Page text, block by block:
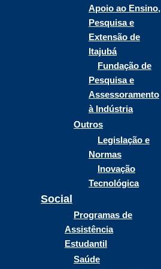
Apoio ao Ensino,
Pesquisa e
Extensão de
Itajubá
Fundação de
Pesquisa e
Assessoramento
à Indústria
Outros
Legislação e
Normas
Inovação
Tecnológica
Social
Programas de
Assistência
Estudantil
Saúde